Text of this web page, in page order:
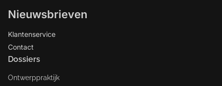
Nieuwsbrieven
Klantenservice
Contact
Dossiers
Ontwerppraktijk